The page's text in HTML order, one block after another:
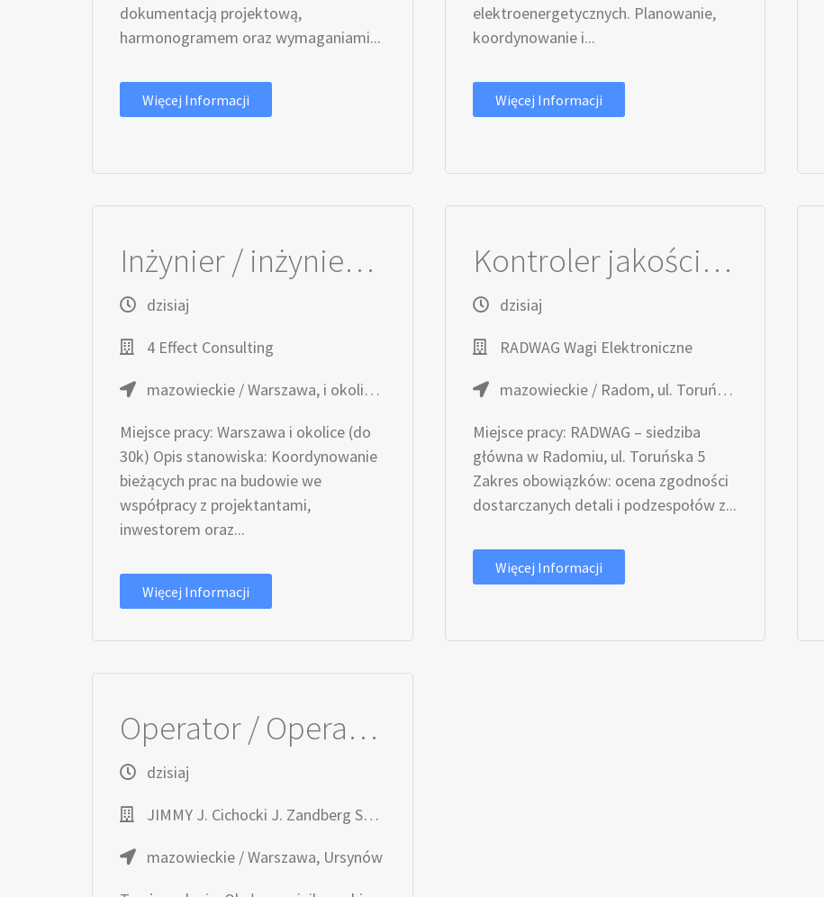
dokumentacją projektową,
harmonogramem oraz wymaganiami...
Więcej Informacji
elektroenergetycznych. Planowanie,
koordynowanie i...
Więcej Informacji
Inżynier / inżynierka Robót Drogowych
dzisiaj
4 Effect Consulting
mazowieckie / Warszawa, i okolice (do 30km)
Miejsce pracy: Warszawa i okolice (do
30k) Opis stanowiska: Koordynowanie
bieżących prac na budowie we
współpracy z projektantami,
inwestorem oraz...
Więcej Informacji
Kontroler jakości dostaw (K/M)
dzisiaj
RADWAG Wagi Elektroniczne
mazowieckie / Radom, ul. Toruńska 5
Miejsce pracy: RADWAG – siedziba
główna w Radomiu, ul. Toruńska 5
Zakres obowiązków: ocena zgodności
dostarczanych detali i podzespołów z...
Więcej Informacji
Operator / Operatorka Minikoparki – Roboty Elektroenergetyczne
dzisiaj
JIMMY J. Cichocki J. Zandberg Spółka Jawna
mazowieckie / Warszawa, Ursynów